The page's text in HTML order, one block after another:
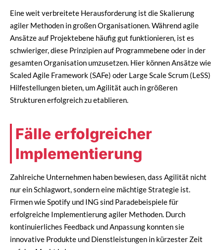
Eine weit verbreitete Herausforderung ist die Skalierung
agiler Methoden in großen Organisationen. Während agile
Ansätze auf Projektebene häufig gut funktionieren, ist es
schwieriger, diese Prinzipien auf Programmebene oder in der
gesamten Organisation umzusetzen. Hier können Ansätze wie
Scaled Agile Framework (SAFe) oder Large Scale Scrum (LeSS)
Hilfestellungen bieten, um Agilität auch in größeren
Strukturen erfolgreich zu etablieren.
Fälle erfolgreicher
Implementierung
Zahlreiche Unternehmen haben bewiesen, dass Agilität nicht
nur ein Schlagwort, sondern eine mächtige Strategie ist.
Firmen wie Spotify und ING sind Paradebeispiele für
erfolgreiche Implementierung agiler Methoden. Durch
kontinuierliches Feedback und Anpassung konnten sie
innovative Produkte und Dienstleistungen in kürzester Zeit